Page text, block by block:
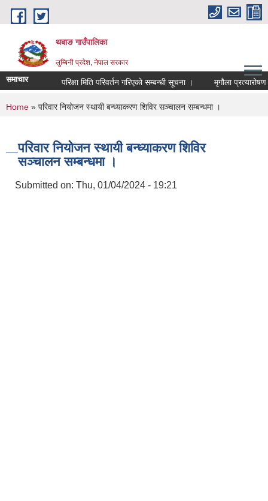
Skip to main content
थबाङ गाउँपालिका
लुम्बिनी प्रदेश, नेपाल सरकार
समाचार परिक्षा मिति परिवर्तन गरिएको सम्बन्धी सूचना । मृगौला प्रत्यारोषण
You are here
Home » परिवार नियोजन स्थायी बन्ध्याकरण शिविर सञ्चालन सम्बन्धमा ।
परिवार नियोजन स्थायी बन्ध्याकरण शिविर
सञ्चालन सम्बन्धमा ।
Submitted on: Thu, 01/04/2024 - 19:21